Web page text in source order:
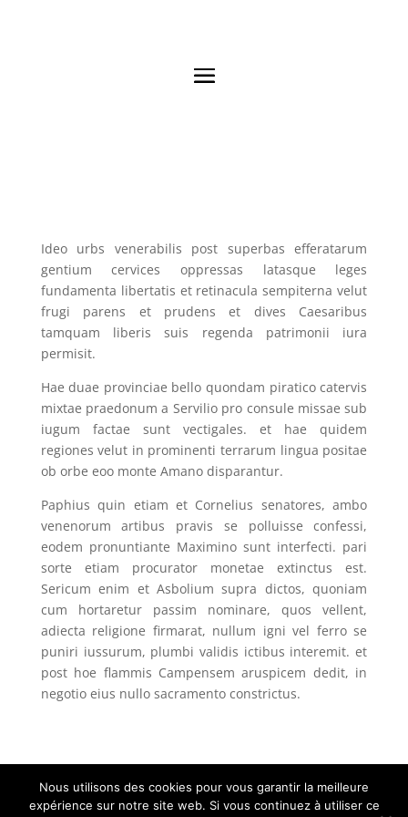
Ideo urbs venerabilis post superbas efferatarum
gentium cervices oppressas latasque leges
fundamenta libertatis et retinacula sempiterna velut
frugi parens et prudens et dives Caesaribus
tamquam liberis suis regenda patrimonii iura
permisit.
Hae duae provinciae bello quondam piratico catervis
mixtae praedonum a Servilio pro consule missae sub
iugum factae sunt vectigales. et hae quidem
regiones velut in prominenti terrarum lingua positae
ob orbe eoo monte Amano disparantur.
Paphius quin etiam et Cornelius senatores, ambo
venenorum artibus pravis se polluisse confessi,
eodem pronuntiante Maximino sunt interfecti. pari
sorte etiam procurator monetae extinctus est.
Sericum enim et Asbolium supra dictos, quoniam
cum hortaretur passim nominare, quos vellent,
adiecta religione firmarat, nullum igni vel ferro se
puniri iussurum, plumbi validis ictibus interemit. et
post hoe flammis Campensem aruspicem dedit, in
negotio eius nullo sacramento constrictus.
Nous utilisons des cookies pour vous garantir la meilleure
expérience sur notre site web. Si vous continuez à utiliser ce